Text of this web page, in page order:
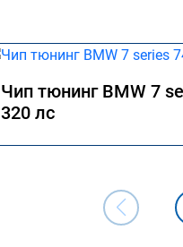
Чип тюнинг BMW 7
320 лс